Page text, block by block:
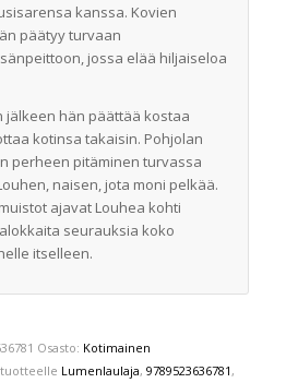
kanssa. Kovien
päätyy turvaan
jossa elää hiljais­eloa
jälkeen hän päättää kostaa
kotinsa takaisin. Pohjolan
perheen pitäminen turvassa
naisen, jota moni pelkää.
ajavat Louhea kohti
seurauksia koko
itselleen.
Osasto: Kotimainen
Lumenlaulaja, 9789523636781 ,